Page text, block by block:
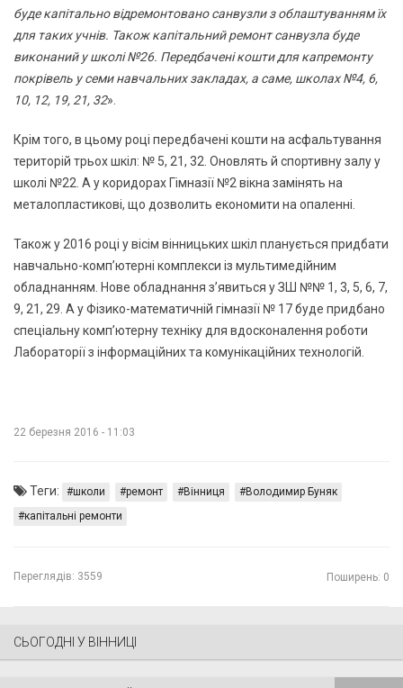
буде капітально відремонтовано санвузли з облаштуванням їх
для таких учнів. Також капітальний ремонт санвузла буде
виконаний у школі №26. Передбачені кошти для капремонту
покрівель у семи навчальних закладах, а саме, школах №4, 6,
10, 12, 19, 21, 32».
Крім того, в цьому році передбачені кошти на асфальтування
територій трьох шкіл: № 5, 21, 32. Оновлять й спортивну залу у
школі №22. А у коридорах Гімназії №2 вікна замінять на
металопластикові, що дозволить економити на опаленні.
Також у 2016 році у вісім вінницьких шкіл планується придбати
навчально-комп’ютерні комплекси із мультимедійним
обладнанням. Нове обладнання з’явиться у ЗШ №№ 1, 3, 5, 6, 7,
9, 21, 29. А у Фізико-математичній гімназії № 17 буде придбано
спеціальну комп’ютерну техніку для вдосконалення роботи
Лабораторії з інформаційних та комунікаційних технологій.
22 березня 2016 - 11:03
Теги: школи ремонт Вінниця
Володимир Буняк
капітальні ремонти
Переглядів: 3559 Поширень: 0
СЬОГОДНІ У ВІННИЦІ